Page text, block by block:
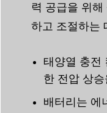
력 공급을 위
하고 조절하는
태양열 충전
한 전압 상
배터리는 에